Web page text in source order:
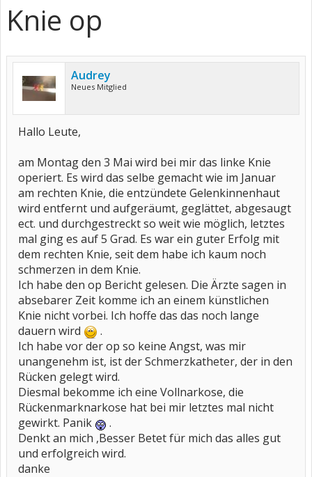
Knie op
Audrey
Neues Mitglied
Hallo Leute,
am Montag den 3 Mai wird bei mir das linke Knie
operiert. Es wird das selbe gemacht wie im Januar
am rechten Knie, die entzündete Gelenkinnenhaut
wird entfernt und aufgeräumt, geglättet, abgesaugt
ect. und durchgestreckt so weit wie möglich, letztes
mal ging es auf 5 Grad. Es war ein guter Erfolg mit
dem rechten Knie, seit dem habe ich kaum noch
schmerzen in dem Knie.
Ich habe den op Bericht gelesen. Die Ärzte sagen in
absebarer Zeit komme ich an einem künstlichen
Knie nicht vorbei. Ich hoffe das das noch lange
dauern wird
.
Ich habe vor der op so keine Angst, was mir
unangenehm ist, ist der Schmerzkatheter, der in den
Rücken gelegt wird.
Diesmal bekomme ich eine Vollnarkose, die
Rückenmarknarkose hat bei mir letztes mal nicht
gewirkt. Panik
.
Denkt an mich ,Besser Betet für mich das alles gut
und erfolgreich wird.
danke